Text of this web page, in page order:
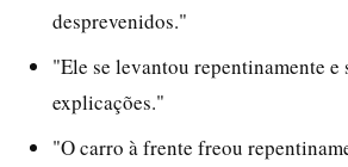
desprevenidos."
"Ele se levantou repentinamente e
explicações."
"O carro à frente freou